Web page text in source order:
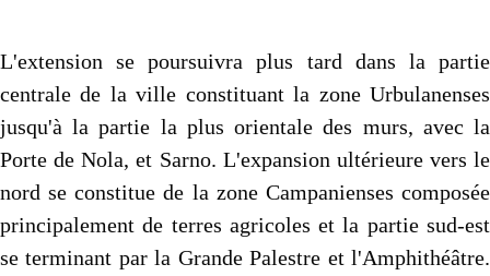
L'extension se poursuivra plus tard dans la partie
centrale de la ville constituant la zone Urbulanenses
jusqu'à la partie la plus orientale des murs, avec la
Porte de Nola, et Sarno. L'expansion ultérieure vers le
nord se constitue de la zone Campanienses composée
principalement de terres agricoles et la partie sud-est
se terminant par la Grande Palestre et l'Amphithéâtre.